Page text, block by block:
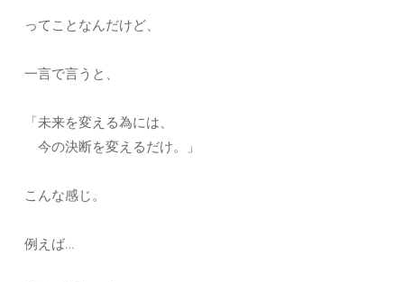
ってことなんだけど、
一言で言うと、
「未来を変える為には、
今の決断を変えるだけ。」
こんな感じ。
例えば…